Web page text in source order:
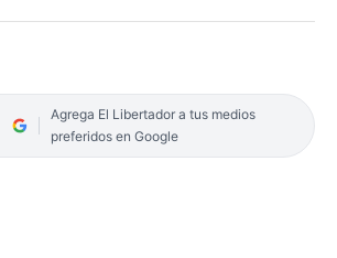
Agrega El Libertador a tus medios
preferidos en Google